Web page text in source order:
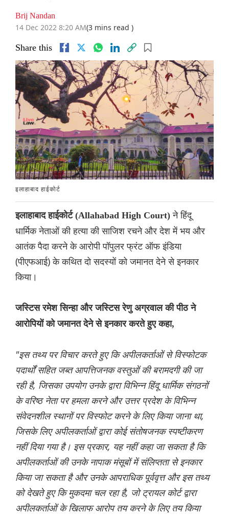
Brij Nandan
14 Dec 2022 8:20 AM(3 mins read )
Share this
इलाहाबाद हाईकोर्ट
इलाहाबाद हाईकोर्ट (Allahabad High Court) ने हिंदू
धार्मिक नेताओं की हत्या की साजिश रचने और देश में भय और
आतंक पैदा करने के आरोपी पॉपुलर फ्रंट ऑफ इंडिया
(पीएफआई) के कथित दो सदस्यों को जमानत देने से इनकार
किया।
जस्टिस रमेश सिन्हा और जस्टिस रेणु अग्रवाल की पीठ ने
आरोपियों को जमानत देने से इनकार करते हुए कहा,
"इस तथ्य पर विचार करते हुए कि अपीलकर्ताओं से विस्फोटक
पदार्थों सहित जब्त आपत्तिजनक वस्तुओं की बरामदगी की जा
रही है, जिसका उपयोग उनके द्वारा विभिन्न हिंदू धार्मिक संगठनों
के वरिष्ठ नेता पर हमला करने और उत्तर प्रदेश के विभिन्न
संवेदनशील स्थानों पर विस्फोट करने के लिए किया जाना था,
जिसके लिए अपीलकर्ताओं द्वारा कोई संतोषजनक स्पष्टीकरण
नहीं दिया गया है। इस प्रकार, यह नहीं कहा जा सकता है कि
अपीलकर्ताओं की उनके नापाक मंसूबों में संलिप्तता से इनकार
किया जा सकता है और उनके आपराधिक पूर्ववृत्त और इस तथ्य
को देखते हुए कि मुकदमा चल रहा है, जो ट्रायल कोर्ट द्वारा
अपीलकर्ताओं के खिलाफ आरोप तय करने के लिए तय किया